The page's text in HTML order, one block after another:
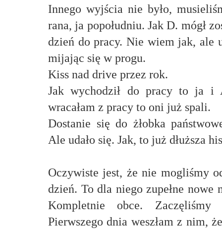
Innego wyjścia nie było,
rana, ja popołudniu. Jak D. mógł
dzień do pracy. Nie wiem jak, ale
mijając się w progu.
Kiss nad drive przez rok.
Jak wychodził do pracy to ja i
wracałam z pracy to oni już spali.
Dostanie się do żłobka
Ale udało się. Jak, to już dłuższa
Oczywiste jest, że nie mogliśmy
dzień. To dla niego zupełne nowe
Kompletnie obce.
Pierwszego dnia weszłam z nim,